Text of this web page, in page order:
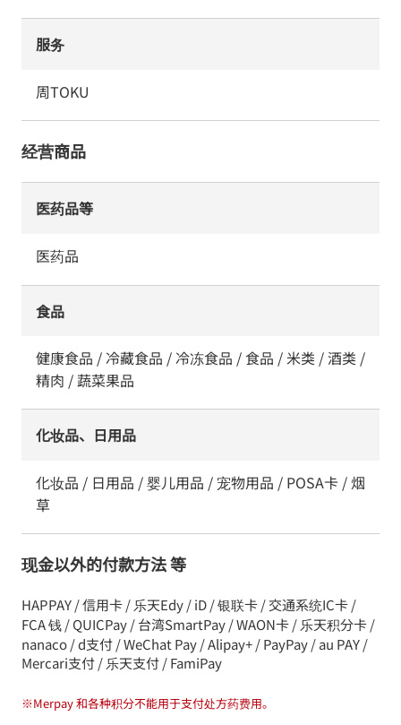
服务
周TOKU
经营商品
医药品等
医药品
食品
健康食品 / 冷藏食品 / 冷冻食品 / 食品 / 米类 / 酒类 /
精肉 / 蔬菜果品
化妆品、日用品
化妆品 / 日用品 / 婴儿用品 / 宠物用品 / POSA卡 / 烟
草
现金以外的付款方法 等
HAPPAY / 信用卡 / 乐天Edy / iD / 银联卡 / 交通系统IC卡 /
FCA 钱 / QUICPay / 台湾SmartPay / WAON卡 / 乐天积分卡 /
nanaco / d支付 / WeChat Pay / Alipay+ / PayPay / au PAY /
Mercari支付 / 乐天支付 / FamiPay
※Merpay 和各种积分不能用于支付处方药费用。